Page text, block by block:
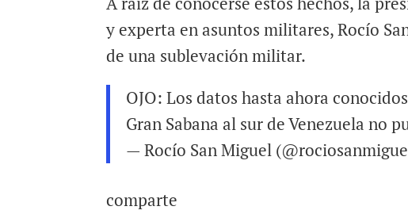
y experta en asuntos militares, Rocío
de una sublevación militar.
OJO: Los datos hasta ahora
Gran Sabana al sur de Venezuela no
— Rocío San Miguel
comparte